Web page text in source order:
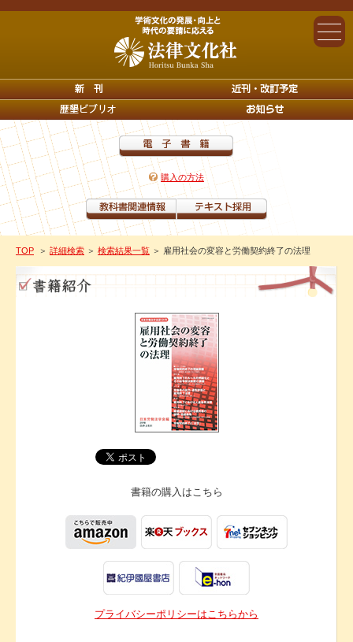
購入の方法
TOP ＞ 詳細検索 ＞ 検索結果一覧 ＞ 雇用社会の変容と労働契約終了の法理
書籍の購入はこちら
プライバシーポリシーはこちらから